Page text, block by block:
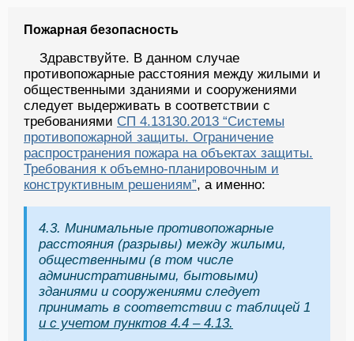
Пожарная безопасность
Здравствуйте. В данном случае
противопожарные расстояния между жилыми и
общественными зданиями и сооружениями
следует выдерживать в соответствии с
требованиями СП 4.13130.2013 “Системы
противопожарной защиты. Ограничение
распространения пожара на объектах защиты.
Требования к объемно-планировочным и
конструктивным решениям”, а именно:
4.3. Минимальные противопожарные
расстояния (разрывы) между жилыми,
общественными (в том числе
административными, бытовыми)
зданиями и сооружениями следует
принимать в соответствии с таблицей 1
и с учетом пунктов 4.4 – 4.13.